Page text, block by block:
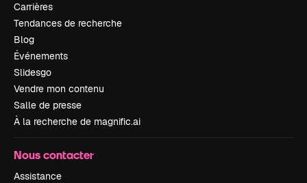
Carrières
Tendances de recherche
Blog
Événements
Slidesgo
Vendre mon contenu
Salle de presse
À la recherche de magnific.ai
Nous contacter
Assistance